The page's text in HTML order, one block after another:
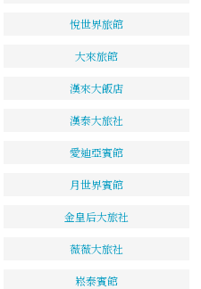
悅世界旅館
大來旅館
漢來大飯店
漢泰大旅社
愛迪亞賓館
月世界賓館
金皇后大旅社
薇薇大旅社
崧泰賓館